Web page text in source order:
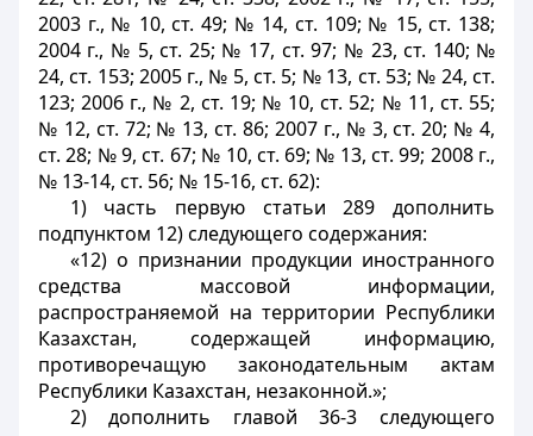
2003 г., № 10, ст. 49; № 14, ст. 109; № 15, ст. 138;
2004 г., № 5, ст. 25; № 17, ст. 97; № 23, ст. 140; №
24, ст. 153; 2005 г., № 5, ст. 5; № 13, ст. 53; № 24, ст.
123; 2006 г., № 2, ст. 19; № 10, ст. 52; № 11, ст. 55;
№ 12, ст. 72; № 13, ст. 86; 2007 г., № 3, ст. 20; № 4,
ст. 28; № 9, ст. 67; № 10, ст. 69; № 13, ст. 99; 2008 г.,
№ 13-14, ст. 56; № 15-16, ст. 62):
1) часть первую статьи 289 дополнить
подпунктом 12) следующего содержания:
«12) о признании продукции иностранного
средства массовой информации,
распространяемой на территории Республики
Казахстан, содержащей информацию,
противоречащую законодательным актам
Республики Казахстан, незаконной.»;
2) дополнить главой 36-3 следующего